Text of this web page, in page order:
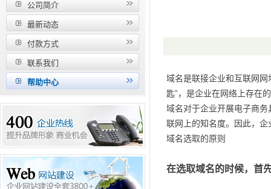
公司简介
最新动态
付款方式
联系我们
帮助中心
域名是联接企业和互联网
匙”，是企业在网络上存在
域名对于企业开展电子商
联网上的知名度。因此，
域名选取的原则
在选取域名的时候，首